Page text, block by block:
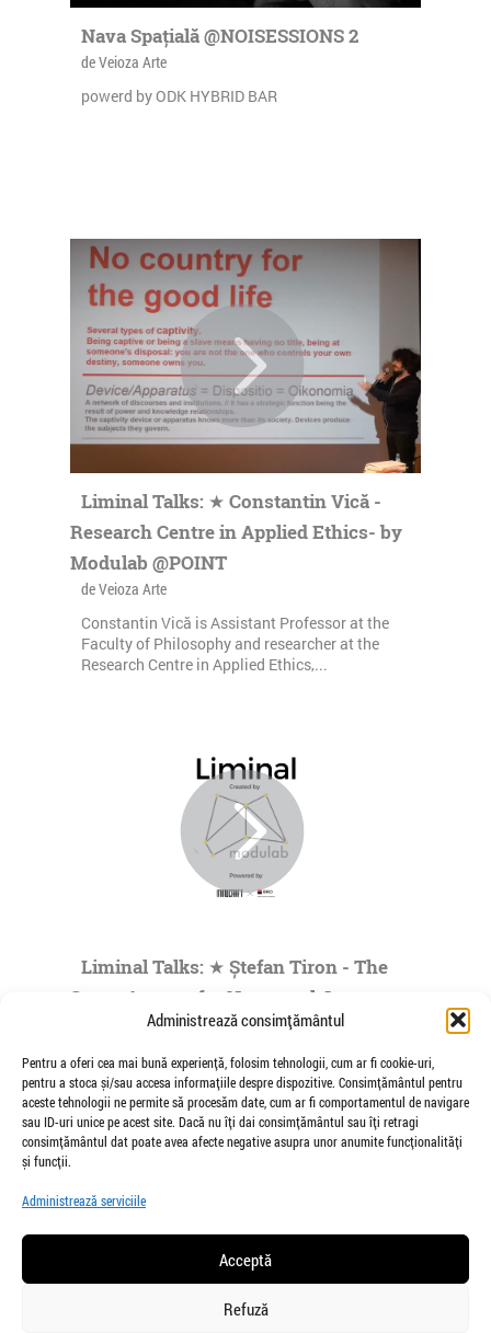
Administrează consimțământul
Pentru a oferi cea mai bună experiență, folosim tehnologii, cum ar fi cookie-uri,
pentru a stoca și/sau accesa informațiile despre dispozitive. Consimțământul pentru
aceste tehnologii ne permite să procesăm date, cum ar fi comportamentul de navigare
sau ID-uri unice pe acest site. Dacă nu îți dai consimțământul sau îți retragi
consimțământul dat poate avea afecte negative asupra unor anumite funcționalități
și funcții.
Administrează serviciile
Acceptă
Refuză
Nava Spațială @NOISESSIONS 2
de Veioza Arte
powerd by ODK HYBRID BAR
Liminal Talks: ★ Constantin Vică -
Research Centre in Applied Ethics- by
Modulab @POINT
de Veioza Arte
Constantin Vică is Assistant Professor at the
Faculty of Philosophy and researcher at the
Research Centre in Applied Ethics,...
Liminal Talks: ★ Ștefan Tiron - The
Space Agency for Nocturnal Journeys
to the Origins of the Universe- by
Modulab @POINT
de Veioza Arte
Stefan Tiron is an artist living and working
between Bucharest and Berlin. He is the founder